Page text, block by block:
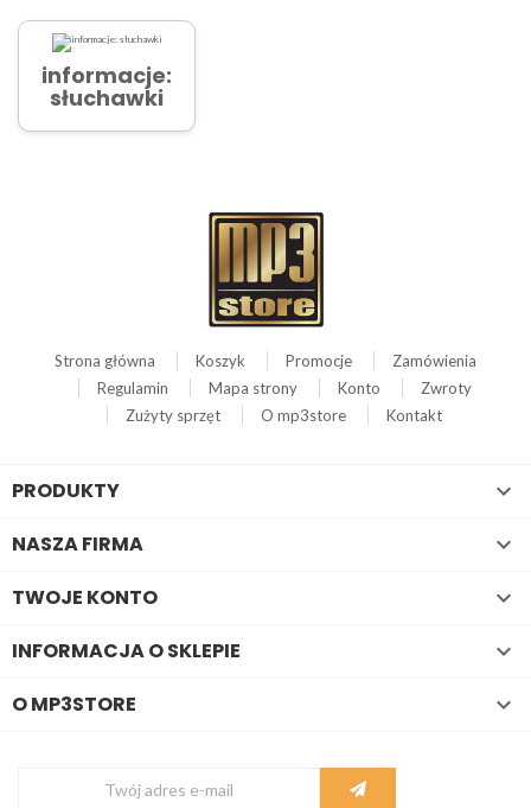
informacje:
słuchawki
Strona główna Koszyk Promocje
Zamówienia
Regulamin
Mapa strony Konto
Zwroty
Zużyty sprzęt
O mp3store Kontakt
PRODUKTY 
NASZA FIRMA 
TWOJE KONTO 
INFORMACJA O SKLEPIE 
O MP3STORE 